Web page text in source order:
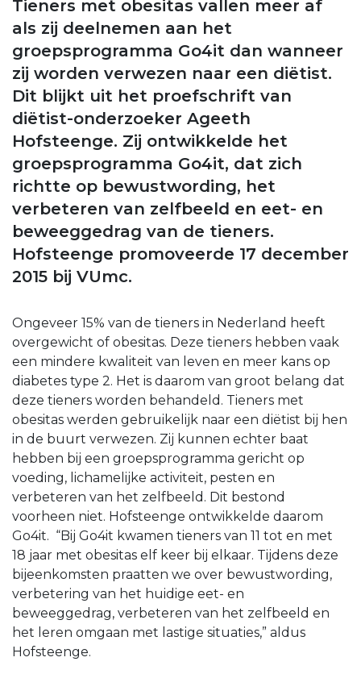
Tieners met obesitas vallen meer af
als zij deelnemen aan het
groepsprogramma Go4it dan wanneer
zij worden verwezen naar een diëtist.
Dit blijkt uit het proefschrift van
diëtist-onderzoeker Ageeth
Hofsteenge. Zij ontwikkelde het
groepsprogramma Go4it, dat zich
richtte op bewustwording, het
verbeteren van zelfbeeld en eet- en
beweeggedrag van de tieners.
Hofsteenge promoveerde 17 december
2015 bij VUmc.
Ongeveer 15% van de tieners in Nederland heeft
overgewicht of obesitas. Deze tieners hebben vaak
een mindere kwaliteit van leven en meer kans op
diabetes type 2. Het is daarom van groot belang dat
deze tieners worden behandeld. Tieners met
obesitas werden gebruikelijk naar een diëtist bij hen
in de buurt verwezen. Zij kunnen echter baat
hebben bij een groepsprogramma gericht op
voeding, lichamelijke activiteit, pesten en
verbeteren van het zelfbeeld. Dit bestond
voorheen niet. Hofsteenge ontwikkelde daarom
Go4it. “Bij Go4it kwamen tieners van 11 tot en met
18 jaar met obesitas elf keer bij elkaar. Tijdens deze
bijeenkomsten praatten we over bewustwording,
verbetering van het huidige eet- en
beweeggedrag, verbeteren van het zelfbeeld en
het leren omgaan met lastige situaties,” aldus
Hofsteenge.